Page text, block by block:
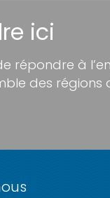
ici
à
des régions